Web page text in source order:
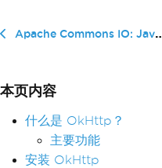
Apache Commons IO: Java I/O 实用工具
本页内容
什么是 OkHttp？
主要功能
安装 OkHttp